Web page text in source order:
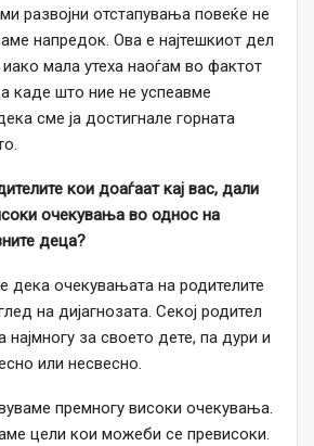
развојни отстапувања повеќе не
напредок. Ова е најтешкиот дел
мала утеха наоѓам во фактот
каде што ние не успеавме
сме ја достигнале горната
кои доаѓаат кај вас, дали
очекувања во однос на
деца?
дека очекувањата на родителите
на дијагнозата. Секој родител
најмногу за своето дете, па дури и
или несвесно.
премногу високи очекувања.
цели кои можеби се превисоки.